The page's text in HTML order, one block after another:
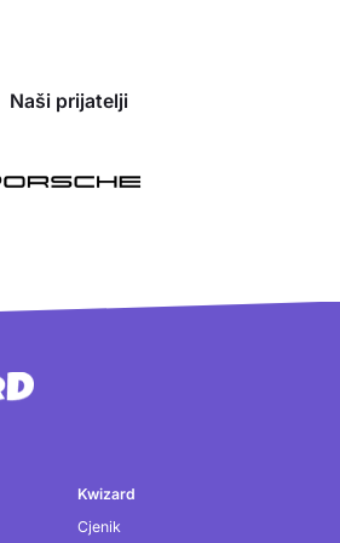
Naši prijatelji
Kwizard
Cjenik